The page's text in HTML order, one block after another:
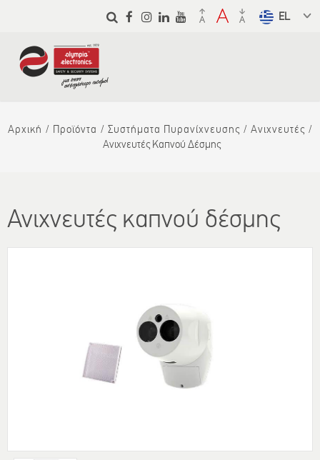
Παράκαμψη
προς το
Αρχική Προϊόντα Συστήματα Πυρανίχνευσης
Ανιχνευτές
Ανιχνευτές Καπνού Δέσμης
Ανιχνευτές καπνού δέσμης